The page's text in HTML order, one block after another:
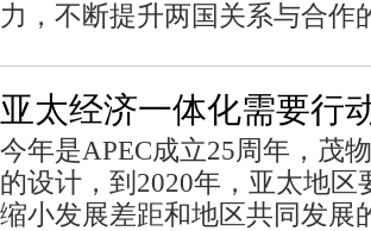
力，不断提升两国关系与合作
亚太经济一体化需要行
今年是APEC成立25周年，茂
的设计，到2020年，亚太地
缩小发展差距和地区共同发展